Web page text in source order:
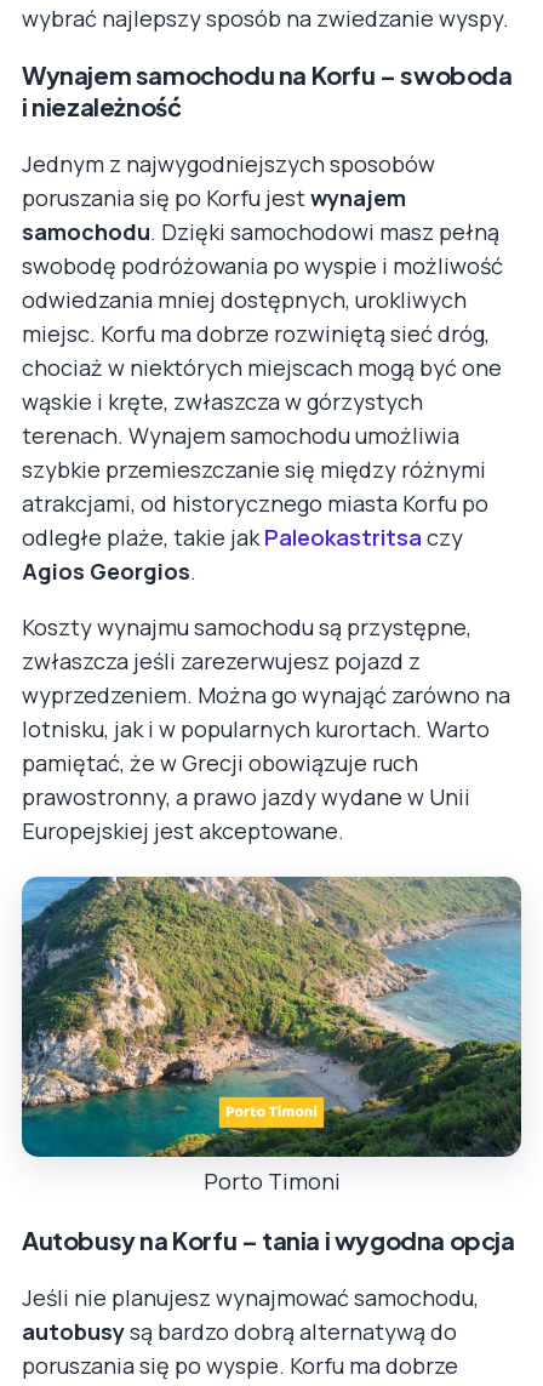
wybrać najlepszy sposób na zwiedzanie wyspy.
Wynajem samochodu na Korfu – swoboda
i niezależność
Jednym z najwygodniejszych sposobów
poruszania się po Korfu jestwynajem
samochodu. Dzięki samochodowi masz pełną
swobodę podróżowania po wyspie i możliwość
odwiedzania mniej dostępnych, urokliwych
miejsc. Korfu ma dobrze rozwiniętą sieć dróg,
chociaż w niektórych miejscach mogą być one
wąskie i kręte, zwłaszcza w górzystych
terenach. Wynajem samochodu umożliwia
szybkie przemieszczanie się między różnymi
atrakcjami, od historycznego miasta Korfu po
odległe plaże, takie jak Paleokastritsa czy
Agios Georgios.
Koszty wynajmu samochodu są przystępne,
zwłaszcza jeśli zarezerwujesz pojazd z
wyprzedzeniem. Można go wynająć zarówno na
lotnisku, jak i w popularnych kurortach. Warto
pamiętać, że w Grecji obowiązuje ruch
prawostronny, a prawo jazdy wydane w Unii
Europejskiej jest akceptowane.
Porto Timoni
Autobusy na Korfu – tania i wygodna opcja
Jeśli nie planujesz wynajmować samochodu,
autobusysą bardzo dobrą alternatywą do
poruszania się po wyspie. Korfu ma dobrze